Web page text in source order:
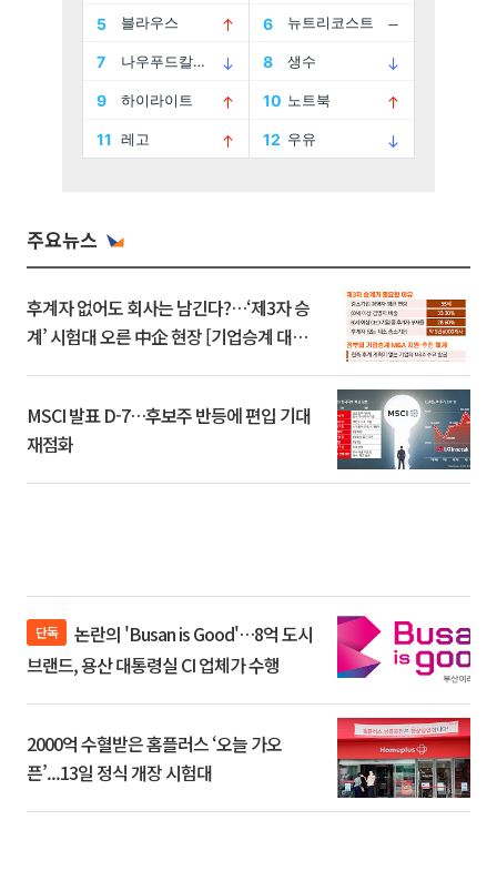
주요뉴스
후계자 없어도 회사는 남긴다?…‘제3자 승
계’ 시험대 오른 中企 현장 [기업승계 대전
MSCI 발표 D-7…후보주 반등에 편입 기대
재점화
단독
브랜드, 용산 대통령실 CI 업체가 수행
2000억 수혈받은 홈플러스 ‘오늘 가오
픈’...13일 정식 개장 시험대